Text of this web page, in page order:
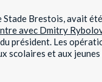
Brestois, avait
avec Dmitry
président. Les
et aux